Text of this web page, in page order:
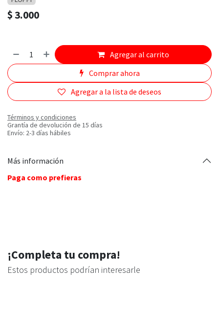
$3.000
Agregar al carrito
Comprar ahora
Agregar a la lista de deseos
Términos y condiciones
Grantía de devolución de 15 días
Envío: 2-3 días hábiles
Más información
Paga como prefieras
¡Completa tu compra!
Estos productos podrían interesarle